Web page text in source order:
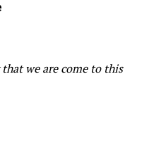
we are come to this